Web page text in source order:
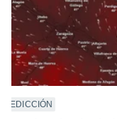
PREDICCIÓN